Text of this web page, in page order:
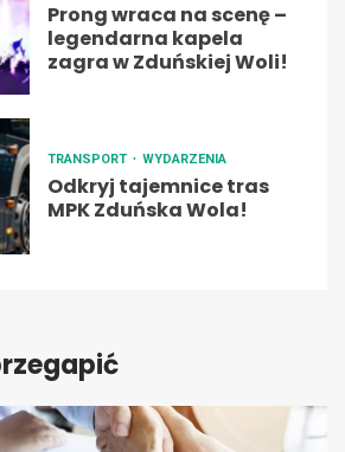
Prong wraca na scenę –
legendarna kapela
zagra w Zduńskiej Woli!
TRANSPORT WYDARZENIA
Odkryj tajemnice tras
MPK Zduńska Wola!